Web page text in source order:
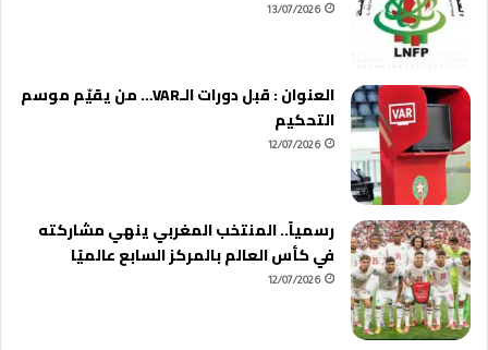
13/07/2026
العنوان : قبل دورات الـVAR… من يقيّم موسم
التحكيم
12/07/2026
رسمياً.. المنتخب المغربي ينهي مشاركته
في كأس العالم بالمركز السابع عالميًا
12/07/2026